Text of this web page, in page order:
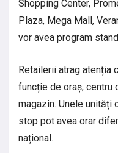
Shopping Center,
Plaza, Mega Mall,
vor avea program
Retailerii atrag atenția
funcție de oraș, centru
magazin. Unele unități
stop pot avea orar
național.